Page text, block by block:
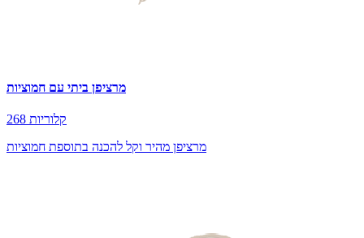
מרציפן ביתי עם חמוציות
268 קלוריות
מרציפן מהיר וקל להכנה בתוספת חמוציות